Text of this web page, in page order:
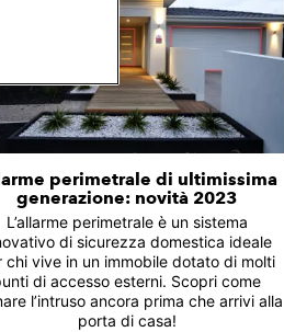
perimetrale di ultimissima
generazione: novità 2023
L’allarme perimetrale è un sistema
di sicurezza domestica ideale
chi vive in un immobile dotato di molti
di accesso esterni. Scopri come
l’intruso ancora prima che arrivi alla
porta di casa!